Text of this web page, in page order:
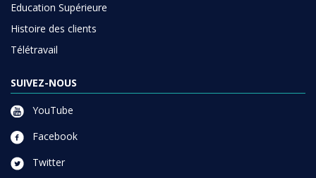
Education Supérieure
Histoire des clients
Télétravail
SUIVEZ-NOUS
YouTube
Facebook
Twitter